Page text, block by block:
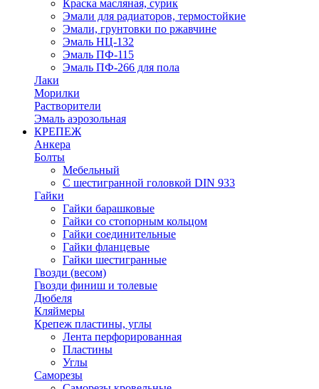
Краска масляная, сурик
Эмали для радиаторов, термостойкие
Эмали, грунтовки по ржавчине
Эмаль НЦ-132
Эмаль ПФ-115
Эмаль ПФ-266 для пола
Лаки
Морилки
Растворители
Эмаль аэрозольная
КРЕПЕЖ
Анкера
Болты
Мебельный
С шестигранной головкой DIN 933
Гайки
Гайки барашковые
Гайки со стопорным кольцом
Гайки соединительные
Гайки фланцевые
Гайки шестигранные
Гвозди (весом)
Гвозди финиш и толевые
Дюбеля
Кляймеры
Крепеж пластины, углы
Лента перфорированная
Пластины
Углы
Саморезы